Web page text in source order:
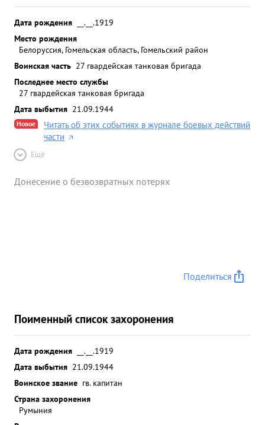
Дата рождения
__.__.1919
Место рождения
Белоруссия, Гомельская область, Гомельский район
Воинская часть 27 гвардейская танковая бригада
Последнее место службы
27 гвардейская танковая бригада
Дата выбытия 21.09.1944
Новое
Читать об этих событиях в журнале боевых действий
части
Ещё
Донесение о безвозвратных потерях
Поделиться
Поименный список захоронения
Дата рождения
__.__.1919
Дата выбытия 21.09.1944
Воинское звание гв. капитан
Страна захоронения
Румыния